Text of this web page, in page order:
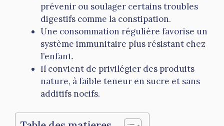
prévenir ou soulager certains troubles
digestifs comme la constipation.
Une consommation régulière favorise un
système immunitaire plus résistant chez
l’enfant.
Il convient de privilégier des produits
nature, à faible teneur en sucre et sans
additifs nocifs.